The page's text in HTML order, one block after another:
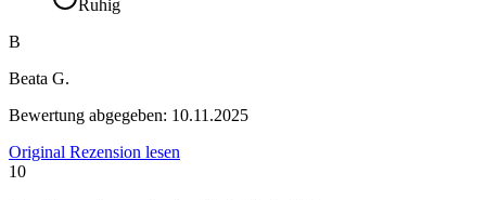
Ruhig
B
Beata G.
Bewertung abgegeben: 10.11.2025
Original Rezension lesen
10